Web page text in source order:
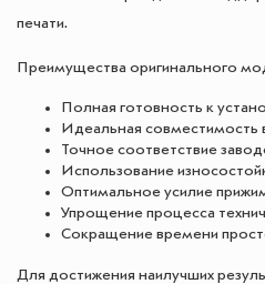
печати.
Преимущества оригинального
Полная готовность к
Идеальная совместимость
Точное соответствие
Использование
Оптимальное усилие
Упрощение процесса
Сокращение времени
Для достижения наилучших